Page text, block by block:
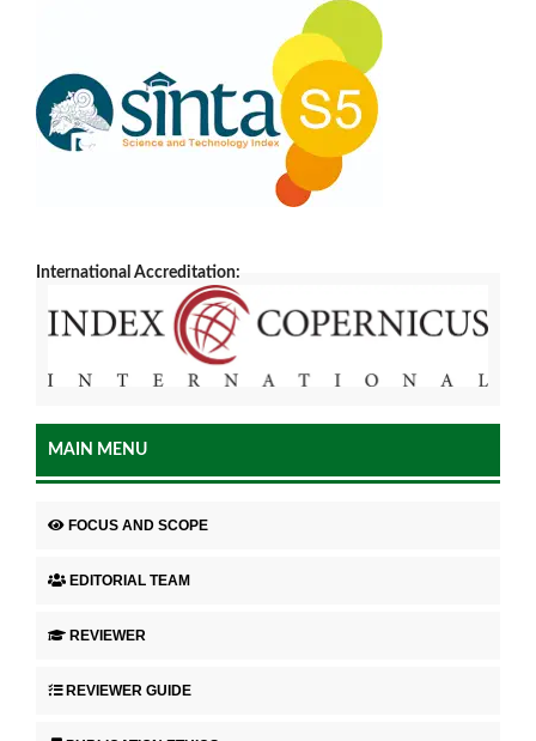
International Accreditation:
MAIN MENU
FOCUS AND SCOPE
EDITORIAL TEAM
REVIEWER
REVIEWER GUIDE